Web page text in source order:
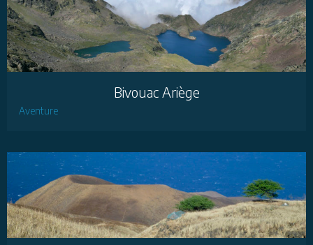
Bivouac Ariège
Aventure